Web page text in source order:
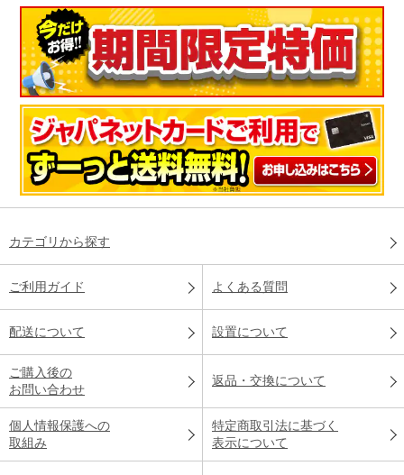
カテゴリから探す
ご利用ガイド よくある質問
配送について 設置について
ご購入後の
お問い合わせ
返品・交換について
個人情報保護への
取組み
特定商取引法に基づく
表示について